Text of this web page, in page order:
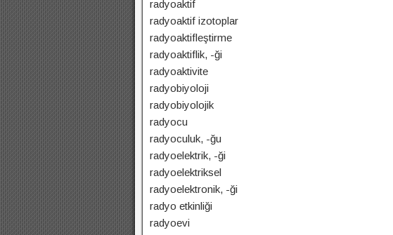
radyoaktif
radyoaktif izotoplar
radyoaktifleştirme
radyoaktiflik, -ği
radyoaktivite
radyobiyoloji
radyobiyolojik
radyocu
radyoculuk, -ğu
radyoelektrik, -ği
radyoelektriksel
radyoelektronik, -ği
radyo etkinliği
radyoevi